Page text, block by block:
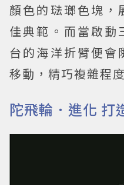
顏色的琺瑯色塊，
佳典範。而當啟動
台的海洋折臂便會
移動，精巧複雜程
陀飛輪．進化 打